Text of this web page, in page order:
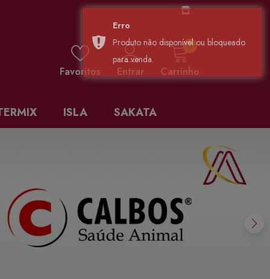
Favoritos Entrar Carrinho
00 items
ISLA SAKATA